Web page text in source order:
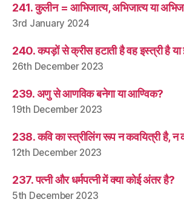
241. कुलीन = आभिजात्य, अभिजात्य या
3rd January 2024
240. कपड़ों से क्रीस हटाती है वह इस्त्री है या
26th December 2023
239. अणु से आणविक बनेगा या आण्विक?
19th December 2023
238. कवि का स्त्रीलिंग रूप न कवयित्री है, न
12th December 2023
237. पत्नी और धर्मपत्नी में क्या कोई अंतर है?
5th December 2023